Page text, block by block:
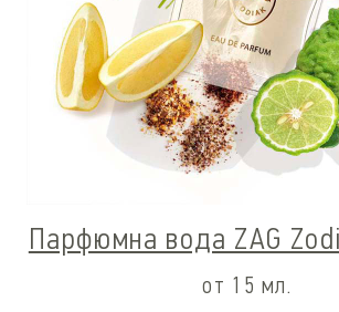
Парфюмна вода ZAG
от 15 мл.